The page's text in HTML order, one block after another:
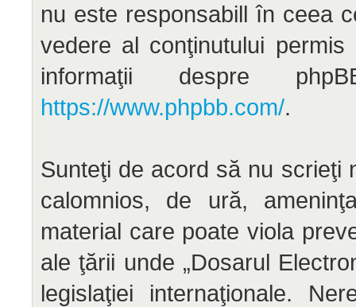
nu este responsabill în ceea
vedere al conţinutului
informaţii despre
https://www.phpbb.com/.
Sunteţi de acord să nu scrieţi
calomnios, de ură,
material care poate viola
ale ţării unde „Dosarul
legislaţiei internaţionale.